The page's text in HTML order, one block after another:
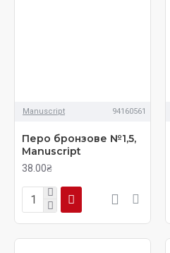
Manuscript 94160561
Перо бронзове №1,5,
Manuscript
38.00₴